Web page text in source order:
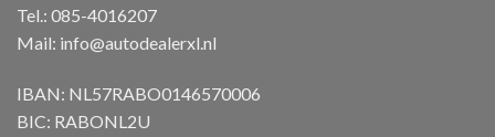
Tel.: 085-4016207
Mail: info@autodealerxl.nl
IBAN: NL57RABO0146570006
BIC: RABONL2U